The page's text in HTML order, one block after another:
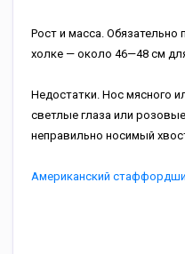
Рост и масса.
холке — около 46—48 см
Недостатки. Нос мясного
светлые глаза или
неправильно носимый
Американский